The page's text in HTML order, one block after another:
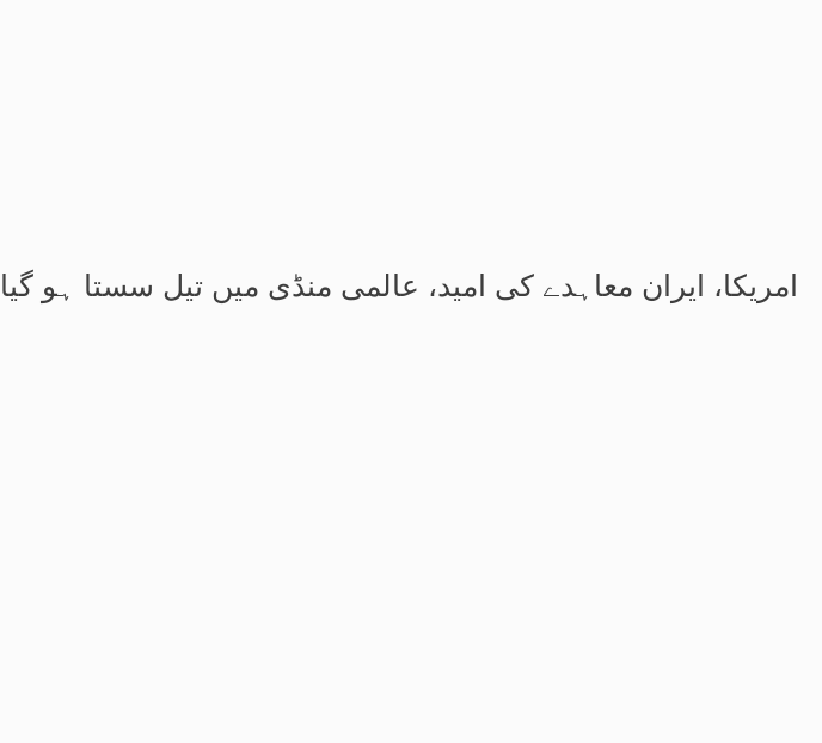
امریکا، ایران معاہدے کی امید، عالمی منڈی میں تیل سستا ہو گیا